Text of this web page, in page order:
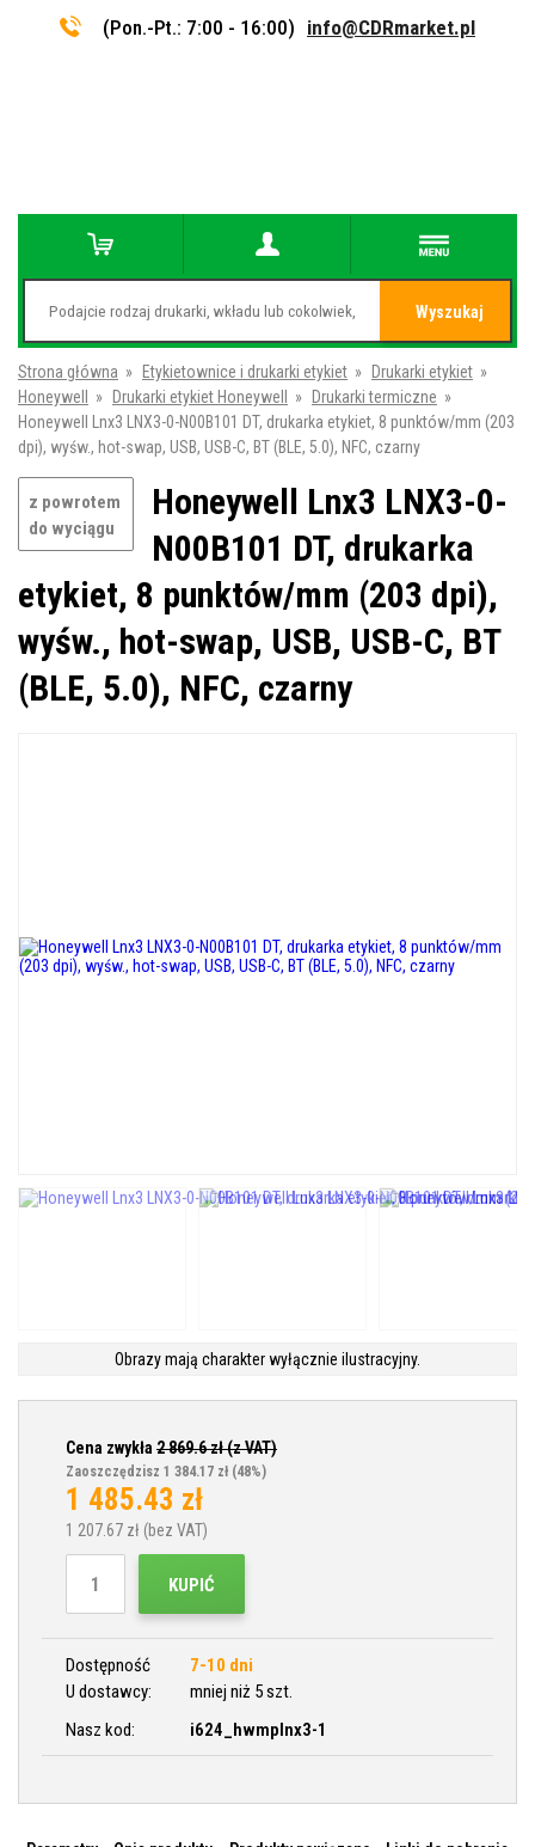
(Pon.-Pt.: 7:00 - 16:00) info@CDRmarket.pl
Wyszukaj
Strona główna » Etykietownice i drukarki etykiet » Drukarki etykiet »
Honeywell
» Drukarki etykiet Honeywell » Drukarki termiczne »
Honeywell Lnx3 LNX3-0-N00B101 DT, drukarka etykiet, 8 punktów/mm (203
dpi), wyśw., hot-swap, USB, USB-C, BT (BLE, 5.0), NFC, czarny
z powrotem
do wyciągu
Honeywell Lnx3 LNX3-0-
N00B101 DT, drukarka
etykiet, 8 punktów/mm (203 dpi),
wyśw., hot-swap, USB, USB-C, BT
(BLE, 5.0), NFC, czarny
Obrazy mają charakter wyłącznie ilustracyjny.
Cena zwykła 2 869.6zł (z VAT)
Zaoszczędzisz 1 384.17 zł (48%)
1 485.43 zł
1 207.67 zł (bez VAT)
KUPIĆ
Dostępność
7-10 dni
U dostawcy:
mniej niż 5 szt.
Nasz kod:
i624_hwmplnx3-1